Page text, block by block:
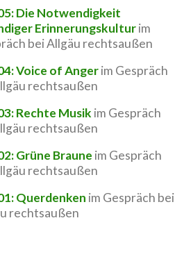
Die Notwendigkeit
Erinnerungskulturim
bei Allgäu rechtsaußen
Voice of Angerim Gespräch
rechtsaußen
Rechte Musik im Gespräch
rechtsaußen
Grüne Braune im Gespräch
rechtsaußen
Querdenken im Gespräch bei
rechtsaußen